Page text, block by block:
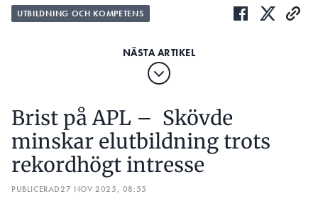
UTBILDNING OCH KOMPETENS
Brist på APL – Skövde
minskar elutbildning trots
rekordhögt intresse
PUBLICERAD27 NOV 2025, 08:55